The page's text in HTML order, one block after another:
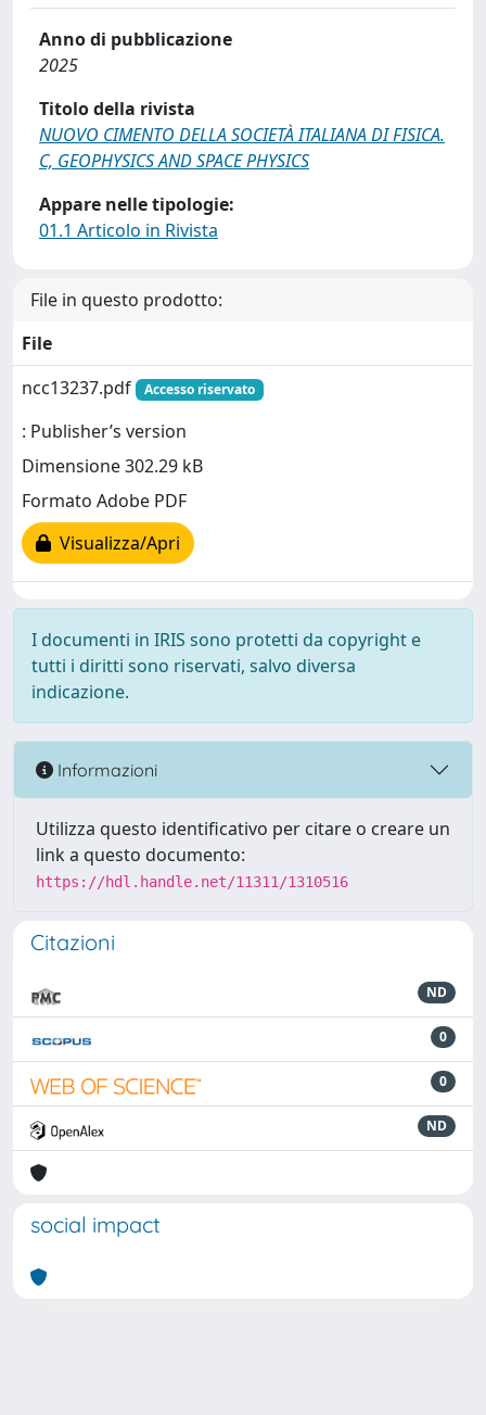
Anno di pubblicazione
2025
Titolo della rivista
NUOVO CIMENTO DELLA SOCIETÀ ITALIANA DI FISICA.
C, GEOPHYSICS AND SPACE PHYSICS
Appare nelle tipologie:
01.1 Articolo in Rivista
File in questo prodotto:
File
ncc13237.pdf
Accesso riservato
: Publisher’s version
Dimensione 302.29 kB
Formato Adobe PDF
Visualizza/Apri
I documenti in IRIS sono protetti da copyright e
tutti i diritti sono riservati, salvo diversa
indicazione.
Informazioni
Utilizza questo identificativo per citare o creare un
link a questo documento:
https://hdl.handle.net/11311/1310516
Citazioni
ND
0
0
ND
social impact